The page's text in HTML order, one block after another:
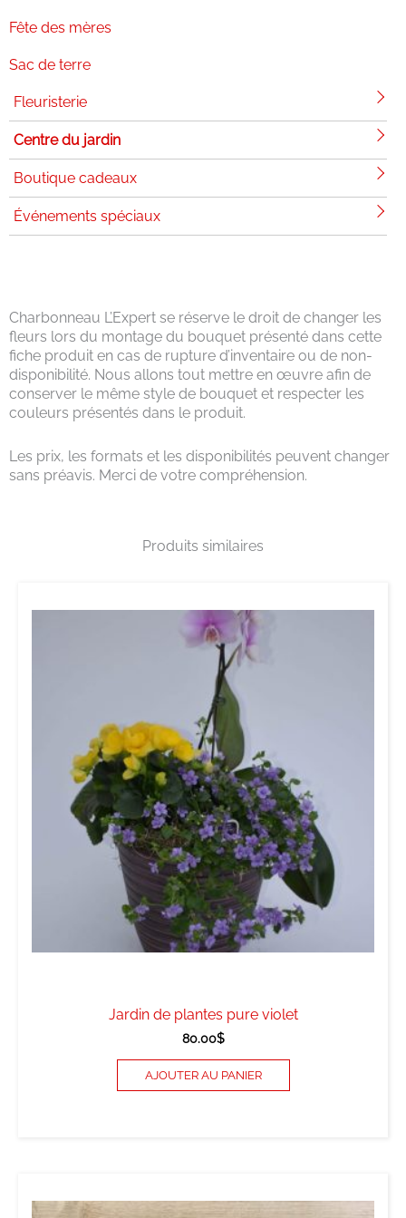
Fête des mères
Sac de terre
Fleuristerie
Centre du jardin
Boutique cadeaux
Événements spéciaux
Charbonneau L’Expert se réserve le droit de changer les
fleurs lors du montage du bouquet présenté dans cette
fiche produit en cas de rupture d’inventaire ou de non-
disponibilité. Nous allons tout mettre en œuvre afin de
conserver le même style de bouquet et respecter les
couleurs présentés dans le produit.
Les prix, les formats et les disponibilités peuvent changer
sans préavis. Merci de votre compréhension.
Produits similaires
Jardin de plantes pure violet
80.00$
AJOUTER AU PANIER